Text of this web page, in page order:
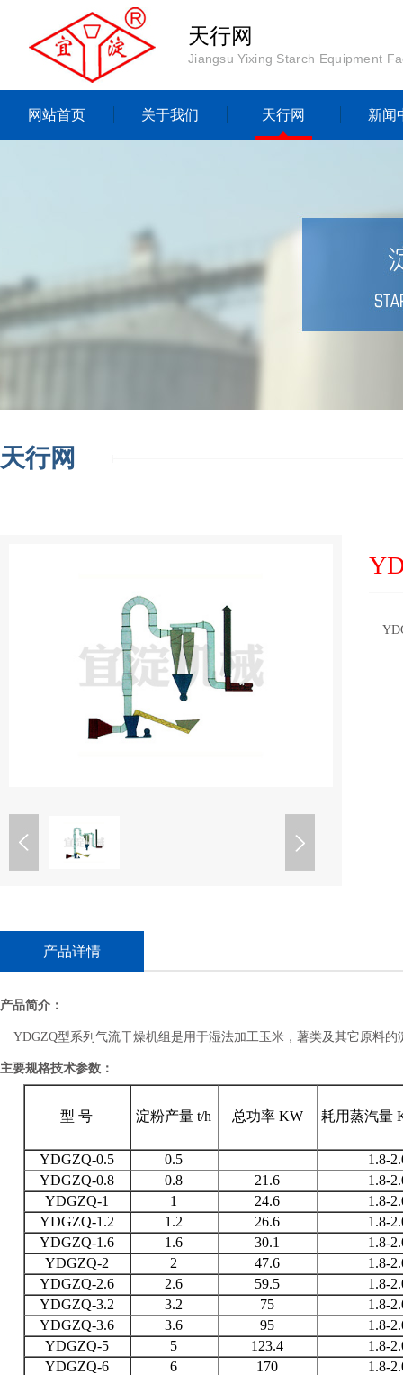
天行网
Jiangsu Yixing Starch Equipment
网站首页 关于我们 天行网 新闻
天行网
产品详情
产品简介：
YDGZQ型系列气流干燥机组是用于湿法加工玉米，薯类及其它原料
主要规格技术参数：
型 号 淀粉产量 t/h 总功率 KW 耗用蒸汽量
YDGZQ-0.5 0.5
1.8-
YDGZQ-0.8
0.8 21.6
1.8-
YDGZQ-1
1 24.6
1.8-
YDGZQ-1.2
1.2 26.6
1.8-
YDGZQ-1.6
1.6 30.1
1.8-
YDGZQ-2
2 47.6
1.8-
YDGZQ-2.6
2.6 59.5
1.8-
YDGZQ-3.2
3.2 75
1.8-
YDGZQ-3.6
3.6 95
1.8-
YDGZQ-5
5 123.4
1.8-
YDGZQ-6
6 170
1.8-